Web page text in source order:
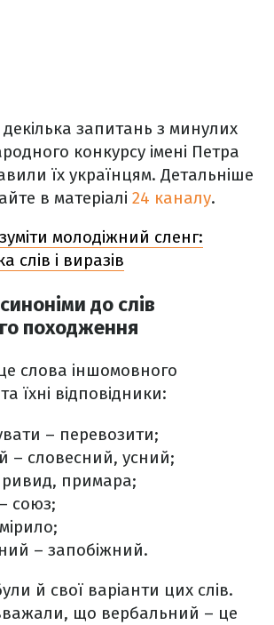
запитань з минулих
конкурсу імені Петра
їх українцям. Детальніше
в матеріалі 24 каналу.
молодіжний сленг:
слів і виразів
до слів
походження
слова іншомовного
їхні відповідники:
– перевозити;
– словесний, усний;
примара;
союз;
– запобіжний.
й свої варіанти цих слів.
що вербальний – це